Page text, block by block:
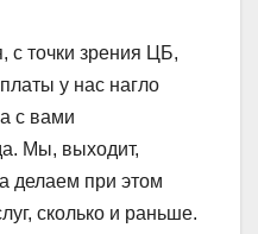
с точки зрения ЦБ,
у нас нагло
с вами
Мы, выходит,
делаем при этом
сколько и раньше.